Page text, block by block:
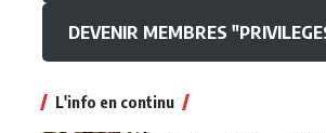
DEVENIR MEMBRES
L'info en continu